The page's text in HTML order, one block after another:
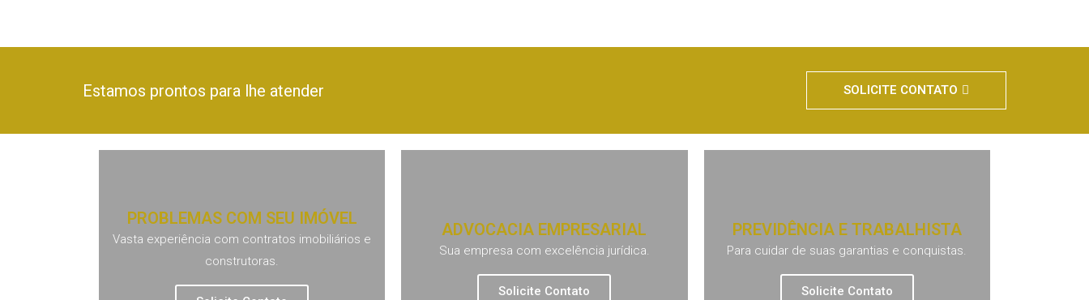
Estamos prontos para lhe atender SOLICITE CONTATO
PROBLEMAS COM SEU IMÓVEL
Vasta experiência com contratos imobiliários e
construtoras.
ADVOCACIA EMPRESARIAL
Sua empresa com excelência jurídica.
Solicite Contato
PREVIDÊNCIA E TRABALHISTA
Para cuidar de suas garantias e conquistas.
Solicite Contato